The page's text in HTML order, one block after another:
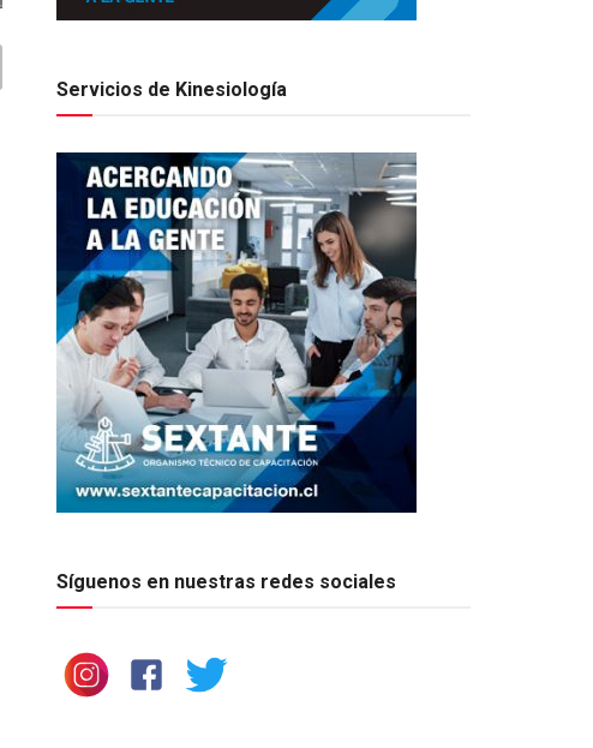
Servicios de Kinesiología
Síguenos en nuestras redes sociales